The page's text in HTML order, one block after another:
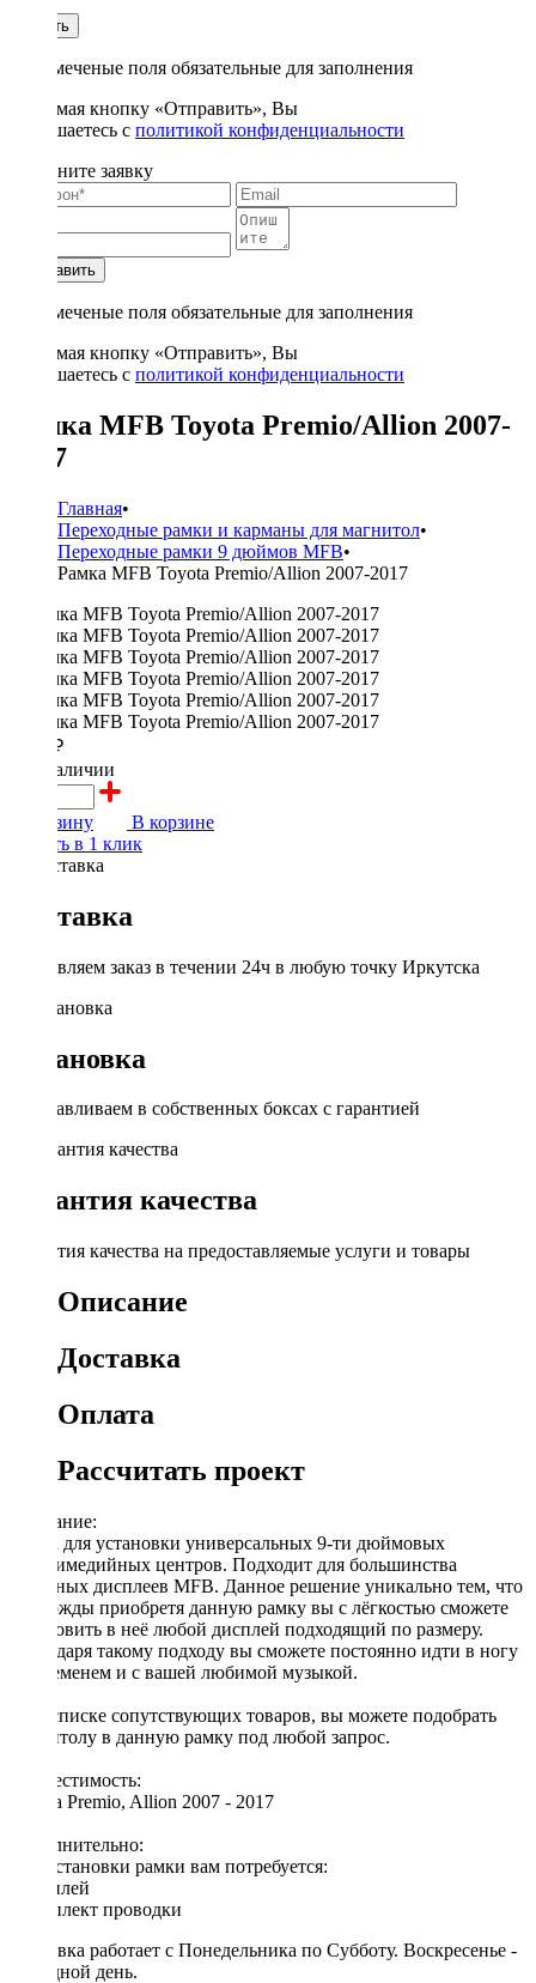
Купить
* - отмеченые поля обязательные для заполнения
Нажимая кнопку «Отправить», Вы
соглашаетесь с политикой конфиденциальности
Заполните заявку
Отправить
* - отмеченые поля обязательные для заполнения
Нажимая кнопку «Отправить», Вы
соглашаетесь с политикой конфиденциальности
Рамка MFB Toyota Premio/Allion 2007-
2017
Главная•
Переходные рамки и карманы для магнитол•
Переходные рамки 9 дюймов MFB•
Рамка MFB Toyota Premio/Allion 2007-2017
2000 ₽
в наличии
В корзину
В корзине
Купить в 1 клик
Доставка
Доставляем заказ в течении 24ч в любую точку Иркутска
Установка
Устанавливаем в собственных боксах с гарантией
Гарантия качества
Гарантия качества на предоставляемые услуги и товары
Описание
Доставка
Оплата
Рассчитать проект
Описание:
Рамка для установки универсальных 9-ти дюймовых
мультимедийных центров. Подходит для большинства
овальных дисплеев MFB. Данное решение уникально тем, что
единожды приобретя данную рамку вы с лёгкостью сможете
установить в неё любой дисплей подходящий по размеру.
Благодаря такому подходу вы сможете постоянно идти в ногу
со временем и с вашей любимой музыкой.
[!] В списке сопутствующих товаров, вы можете подобрать
магнитолу в данную рамку под любой запрос.
Совместимость:
Toyota Premio, Allion 2007 - 2017
Дополнительно:
Для установки рамки вам потребуется:
◦ дисплей
◦ комплект проводки
Доставка работает с Понедельника по Субботу. Воскресенье -
выходной день.